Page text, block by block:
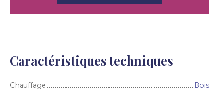
Caractéristiques techniques
Chauffage
Bois